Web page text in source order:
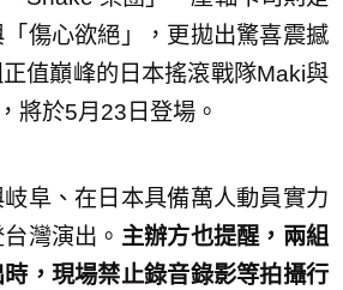
「傷心欲絕」，更拋出驚喜震撼
值巔峰的日本搖滾戰隊Maki與
將於5月23日登場。
阜、在日本具備萬人動員實力
灣演出。 主辦方也提醒，兩組
，現場禁止錄音錄影等拍攝行